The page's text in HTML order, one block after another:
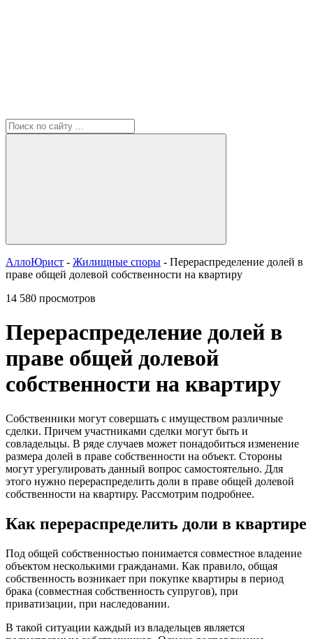
АллоЮрист - Жилищные споры - Перераспределение долей в
праве общей долевой собственности на квартиру
14 580 просмотров
Перераспределение долей в
праве общей долевой
собственности на квартиру
Собственники могут совершать с имуществом различные
сделки. Причем участниками сделки могут быть и
совладельцы. В ряде случаев может понадобиться изменение
размера долей в праве собственности на объект. Стороны
могут урегулировать данный вопрос самостоятельно. Для
этого нужно перераспределить доли в праве общей долевой
собственности на квартиру. Рассмотрим подробнее.
Как перераспределить доли в квартире
Под общей собственностью понимается совместное владение
объектом несколькими гражданами. Как правило, общая
собственность возникает при покупке квартиры в период
брака (совместная собственность супругов), при
приватизации, при наследовании.
В такой ситуации каждый из владельцев является